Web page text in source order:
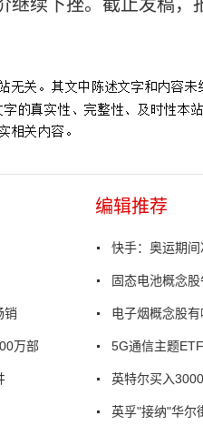
继续下挫。截止发稿
销
万部
编辑推荐
快手：奥运期
固态电池概念
电子烟概念股
5G通信主题
英特尔买入
英孚"接纳"华尔